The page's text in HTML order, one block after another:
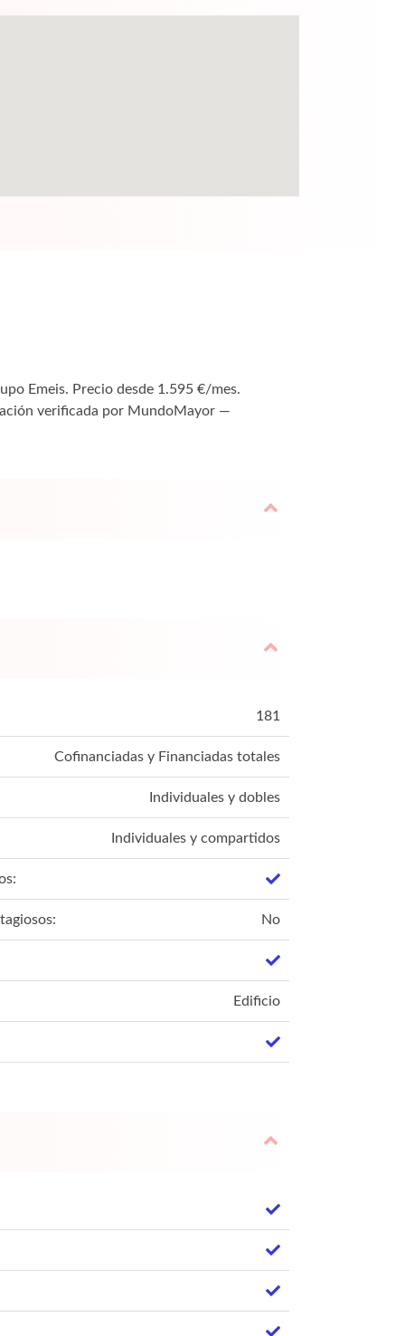
Emeis. Precio desde 1.595 €/mes.
verificada por MundoMayor —
181
Cofinanciadas y Financiadas totales
Individuales y dobles
Individuales y compartidos
No
Edificio